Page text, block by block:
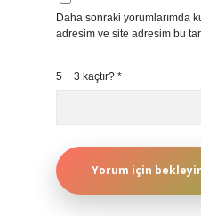
Daha sonraki yorumlarımda
adresim ve site adresim bu
5 + 3 kaçtır? *